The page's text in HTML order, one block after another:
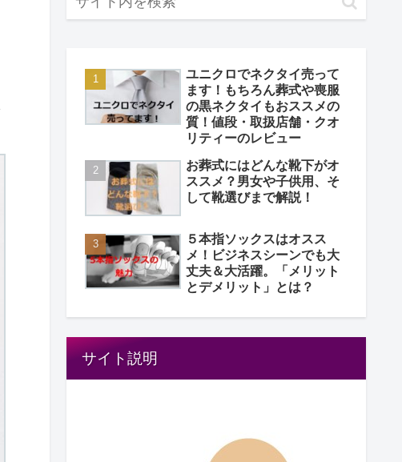
ユニクロでネクタイ売って
ます！もちろん葬式や喪服
の黒ネクタイもおススメの
質！値段・取扱店舗・クオ
リティーのレビュー
お葬式にはどんな靴下がオ
ススメ？男女や子供用、そ
して靴選びまで解説！
５本指ソックスはオスス
メ！ビジネスシーンでも大
丈夫＆大活躍。「メリット
とデメリット」とは？
サイト説明